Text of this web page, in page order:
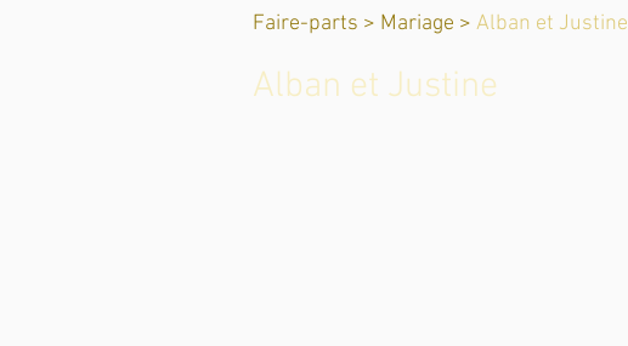
Faire-parts > Mariage > Alban et Justine
Alban et Justine